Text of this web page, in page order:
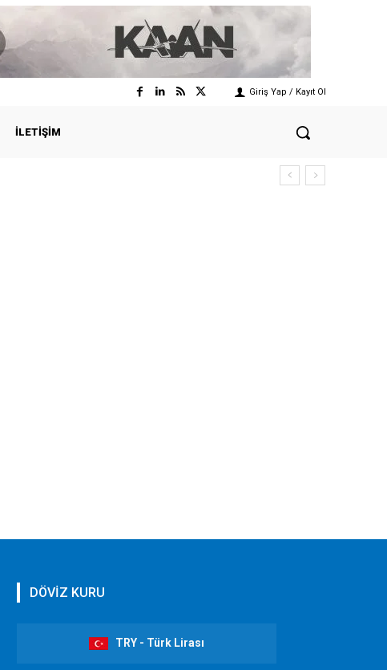
Giriş Yap / Kayıt Ol
İLETIŞIM
DÖVİZ KURU
TRY - Türk Lirası